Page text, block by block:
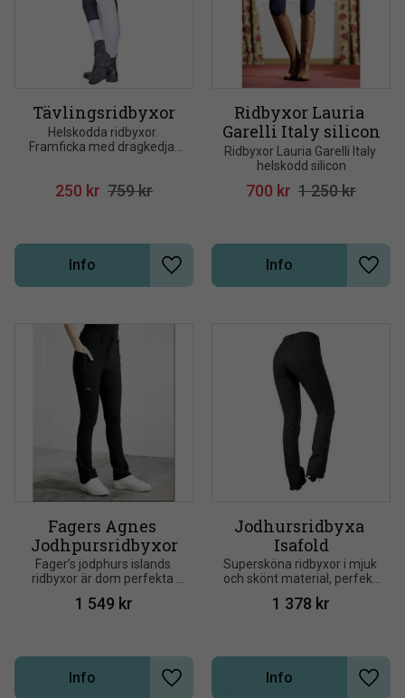
Tävlingsridbyxor
Helskodda ridbyxor.
Framficka med dragkedja.
35% bomull och 5% elastan
250 kr 759kr
Lägg till i önskelista
Info
Ridbyxor Lauria
Garelli Italy silicon
Ridbyxor Lauria Garelli Italy
helskodd silicon
700 kr 1 250kr
Lägg
Info
Fagers Agnes
Jodhpursridbyxor
Fager’s jodphurs islands
ridbyxor är dom perfekta
byxorna att spendera
dagen i stallet med speciellt
1 549 kr
Lägg till i önskelista
Info
Jodhursridbyxa
Isafold
Supersköna ridbyxor i mjuk
och skönt material, perfekt
till sommaren.
Jodhpurridbyxa tillverkad i
1 378 kr
Lägg
Info